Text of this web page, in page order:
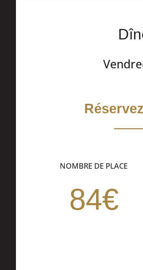
NOMBRE DE PLACE
84€